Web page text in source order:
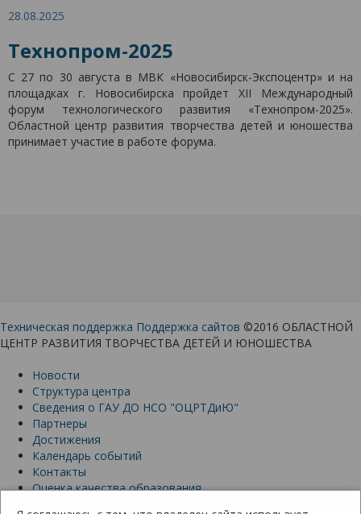
28.08.2025
Технопром-2025
С 27 по 30 августа в МВК «Новосибирск-Экспоцентр» и на
площадках г. Новосибирска пройдет XII Международный
форум технологического развития «Технопром-2025».
Областной центр развития творчества детей и юношества
принимает участие в работе форума.
Техническая поддержка Поддержка сайтов ©2016 ОБЛАСТНОЙ
ЦЕНТР РАЗВИТИЯ ТВОРЧЕСТВА ДЕТЕЙ И ЮНОШЕСТВА
Новости
Структура центра
Сведения о ГАУ ДО НСО "ОЦРТДиЮ"
Партнеры
Достижения
Календарь событий
Контакты
Оценка качества образования